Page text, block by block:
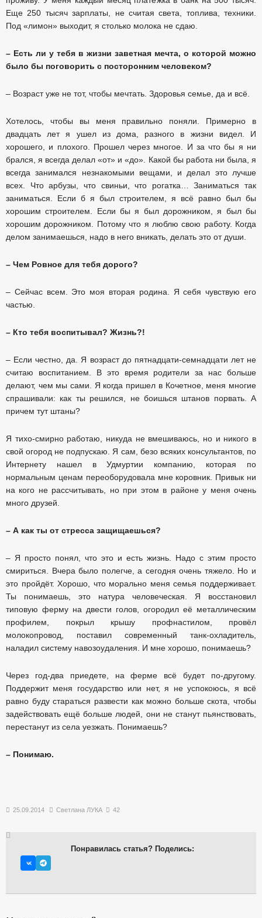
Еще 250 тысяч зарплаты, не считая света, топлива, техники.
Под «лимон» выходит, я столько молока не сдаю.
– Есть ли у тебя в жизни заветная мечта, о которой можно
было бы поговорить с посторонним человеком?
– Возраст уже не тот, чтобы мечтать. Здоровья семье, да и всё.
Хотелось, чтобы вы меня правильно поняли. Примерно в
двадцать лет я ушел из дома, разного в жизни видел. И
хорошего, и плохого. Прошел через многое. И за что бы я ни
брался, я всегда делал «от» и «до». Какой бы работа ни была, я
всегда занимался незнакомыми вещами, и делал это лучше
всех. Что арбузы, что свиньи, что рогатка… Заниматься так
заниматься. Если б я был строителем, я всё равно был бы
хорошим строителем. Если бы я был дорожником, я был бы
хорошим дорожником. Потому что я люблю свою работу. Когда
делом занимаешься, надо в него вникать, делать это от души.
– Чем Ровное для тебя дорого?
– Сейчас всем. Это моя вторая родина. Я себя чувствую его
частью.
– Кто тебя воспитывал? Жизнь?!
– Если честно, да. Я возраст до пятнадцати-семнадцати лет не
считаю воспитанием. В это время родители за нас больше
делают, чем мы сами. Я когда пришел в Кочетное, меня многие
спрашивали: как ты решился, не боишься штанов порвать. А
причем тут штаны?
Я тихо-смирно работаю, никуда не вмешиваюсь, но и никого в
свой огород не подпускаю. Я сам, безо всяких консультантов, по
Интернету нашел в Удмуртии компанию, которая по
нормальным ценам переоборудовала мне коровник. Привык ни
на кого не рассчитывать, но при этом в районе у меня очень
много друзей.
– А как ты от стресса защищаешься?
– Я просто понял, что это и есть жизнь. Надо с этим просто
смириться. Вчера было полегче, а сегодня очень тяжело. Но и
это пройдёт. Хорошо, что морально меня семья поддерживает.
Ты понимаешь, это натура человеческая. Я восстановил
типовую ферму на двести голов, огородил её металлическим
профилем, покрыл крышу профнастилом, провёл
молокопровод, поставил современный танк-охладитель,
наладил систему навозоудаления. И мне хорошо, понимаешь?
Через год-два приедете, на ферме всё будет по-другому.
Поддержит меня государство или нет, я не успокоюсь, я всё
равно буду стараться развести как можно больше скота, чтобы
задействовать ещё больше людей, они не станут пьянствовать,
перестанут из села уезжать. Понимаешь?
– Понимаю.
25.09.2014 Светлана ЛУКА 42
Понравилась статья? Поделись: